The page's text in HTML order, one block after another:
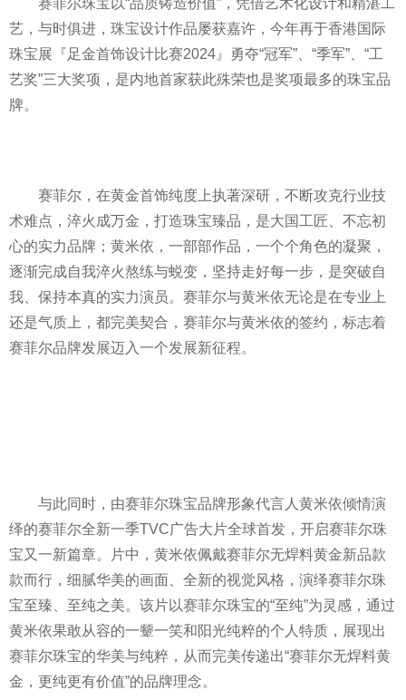
赛菲尔珠宝以“品质铸造价值”，凭借艺术化设计和精湛工
艺，与时俱进，珠宝设计作品屡获嘉许，今年再于香港国际
珠宝展『足金首饰设计比赛2024』勇夺“冠军”、“季军”、“工
艺奖”三大奖项，是内地首家获此殊荣也是奖项最多的珠宝品
牌。
赛菲尔，在黄金首饰纯度上执著深研，不断攻克行业技
术难点，淬火成万金，打造珠宝臻品，是大国工匠、不忘初
心的实力品牌；黄米依，一部部作品，一个个角色的凝聚，
逐渐完成自我淬火熬练与蜕变，坚持走好每一步，是突破自
我、保持本真的实力演员。赛菲尔与黄米依无论是在专业上
还是气质上，都完美契合，赛菲尔与黄米依的签约，标志着
赛菲尔品牌发展迈入一个发展新征程。
与此同时，由赛菲尔珠宝品牌形象代言人黄米依倾情演
绎的赛菲尔全新一季TVC广告大片全球首发，开启赛菲尔珠
宝又一新篇章。片中，黄米依佩戴赛菲尔无焊料黄金新品款
款而行，细腻华美的画面、全新的视觉风格，演绎赛菲尔珠
宝至臻、至纯之美。该片以赛菲尔珠宝的“至纯”为灵感，通过
黄米依果敢从容的一颦一笑和阳光纯粹的个人特质，展现出
赛菲尔珠宝的华美与纯粹，从而完美传递出“赛菲尔无焊料黄
金，更纯更有价值”的品牌理念。